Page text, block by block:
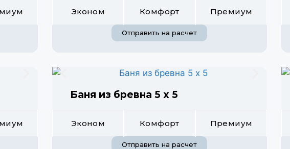
Эконом Комфорт Премиум
Отправить на расчет
Баня из бревна 5 х 5
Эконом Комфорт Премиум
Отправить на расчет